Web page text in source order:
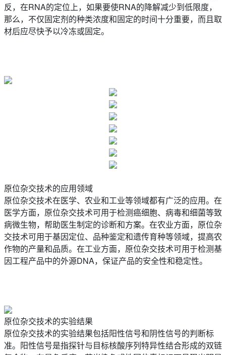
反，在RNA的定位上，如果要使RNA的降解减少到低限度，
那么，不仅固定剂的种类浓度和固定的时间十分重要，而且取
材后应尽快予以冷冻或固定。
原位杂交技术的应用领域
原位杂交技术在医学、农业和工业等领域都有广泛的应用。在
医学方面，原位杂交技术可用于检测癌细胞、病毒和细菌等致
病微生物，帮助医生制定的诊断和方案。在农业方面，原位杂
交技术可用于基因定位、品种鉴定和遗传育种等领域，提高农
作物的产量和品质。在工业方面，原位杂交技术可用于检测基
因工程产品中的外源DNA，保证产品的安全性和稳定性。
原位杂交技术的实验结果
原位杂交技术的实验结果包括阳性信号和阴性信号的判断标
准。阳性信号是指探针与目标核酸序列特异性结合形成的双链